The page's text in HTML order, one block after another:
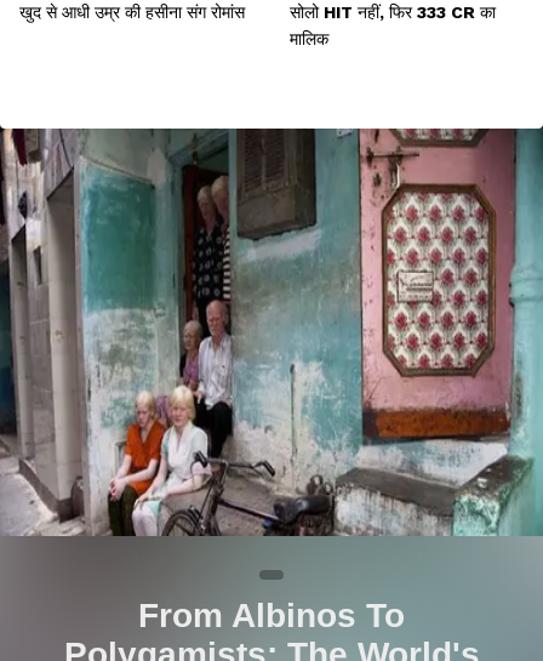
खुद से आधी उम्र की हसीना संग रोमांस
सोलो HIT नहीं, फिर 333 CR का
मालिक